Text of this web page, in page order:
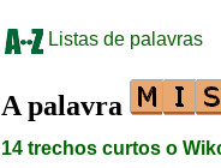
Listas de palavras
A palavra
14 trechos curtos o